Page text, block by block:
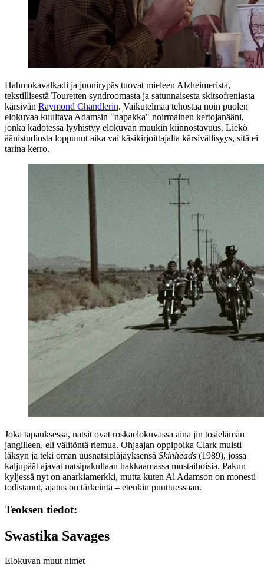
Hahmokavalkadi ja juonirypäs tuovat mieleen Alzheimerista,
tekstillisestä Touretten syndroomasta ja satunnaisesta skitsofreniasta
kärsivän Raymond Chandlerin. Vaikutelmaa tehostaa noin puolen
elokuvaa kuultava Adamsin "napakka" noirmainen kertojanääni,
jonka kadotessa lyyhistyy elokuvan muukin kiinnostavuus. Liekö
äänistudiosta loppunut aika vai käsikirjoittajalta kärsivällisyys, sitä ei
tarina kerro.
Joka tapauksessa, natsit ovat roskaelokuvassa aina jin tosielämän
jangilleen, eli välitöntä riemua. Ohjaajan oppipoika Clark muisti
läksyn ja teki oman uusnatsipläjäyksensä Skinheads (1989), jossa
kaljupäät ajavat natsipakullaan hakkaamassa mustaihoisia. Pakun
kyljessä nyt on anarkiamerkki, mutta kuten Al Adamson on monesti
todistanut, ajatus on tärkeintä – etenkin puuttuessaan.
Teoksen tiedot:
Swastika Savages
Elokuvan muut nimet